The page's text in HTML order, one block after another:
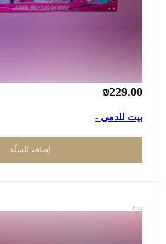
₪229.00
بيت للدمى -
إضافة للسلّة